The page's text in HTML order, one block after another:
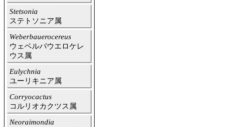
Stetsonia
ステトソニア属
Weberbauerocereus
ウェベルバウエロケレ
ウス属
Eulychnia
ユーリキニア属
Corryocactus
コルリオカクツス属
Neoraimondia